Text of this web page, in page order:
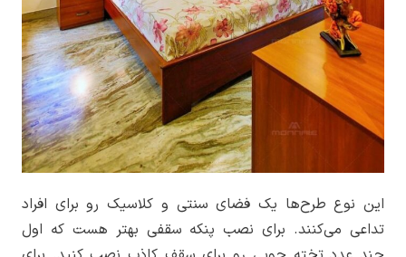
این نوع طرح‌ها یک فضای سنتی و کلاسیک رو برای افراد
تداعی می‌کنند. برای نصب پنکه سقفی بهتر هست که اول